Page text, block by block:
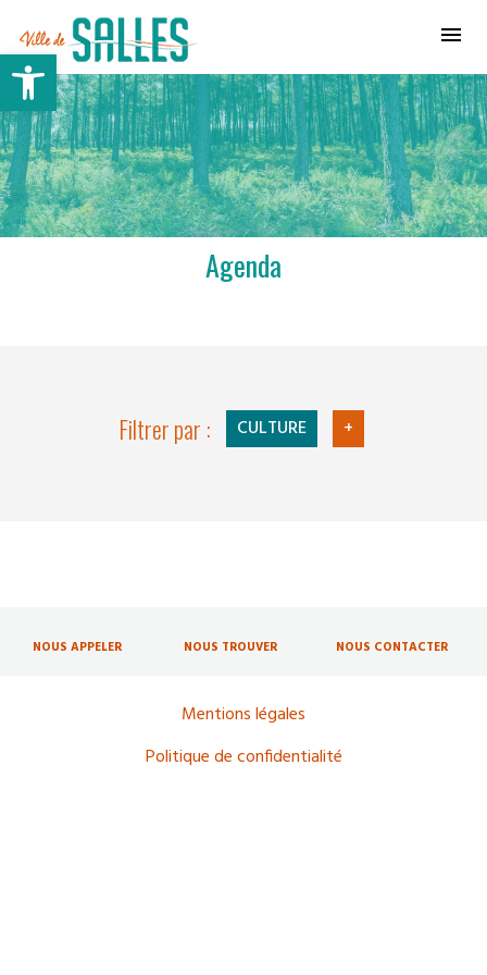
Ouvrir la barre d’outils
Agenda
Filtrer par : CULTURE +
NOUS APPELER NOUS TROUVER NOUS CONTACTER
Mentions légales
Politique de confidentialité